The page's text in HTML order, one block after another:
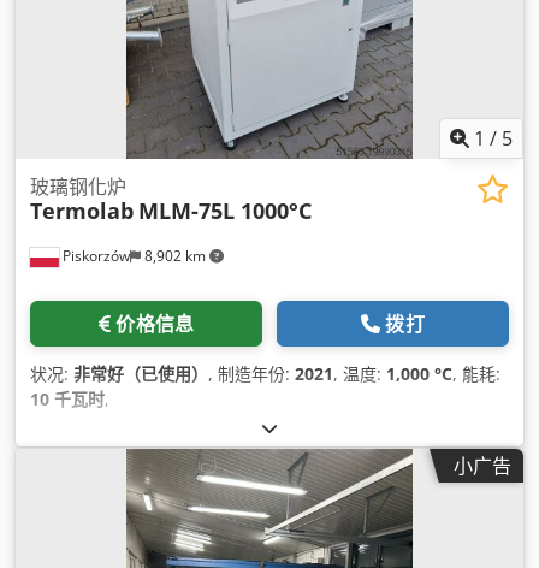
1 / 5
Piskorzów 8,902 km
玻璃钢化炉
Termolab MLM-75L 1000°C
价格信息 拨打
状况: 非常好（已使用） , 制造年份: 2021, 温度: 1,000 °C, 能耗:
10 千瓦时,
小广告